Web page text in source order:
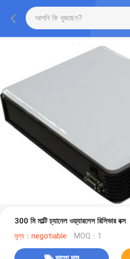
300 মি মাল্টি চ্যানেল ওয়্যারলেস রিসিভার বক্স
মূল্য：negotiable MOQ：1